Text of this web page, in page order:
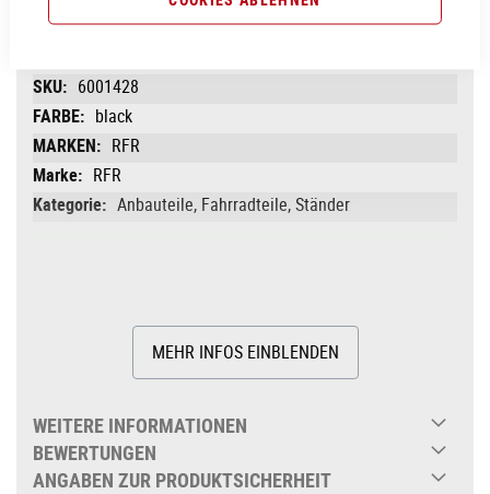
Produktinformationen
6001428
black
RFR
RFR
Anbauteile, Fahrradteile, Ständer
MEHR INFOS EINBLENDEN
WEITERE INFORMATIONEN
BEWERTUNGEN
ANGABEN ZUR PRODUKTSICHERHEIT